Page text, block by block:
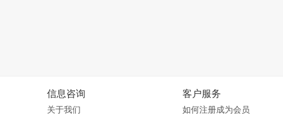
信息咨询
关于我们
客户服务
如何注册成为会员